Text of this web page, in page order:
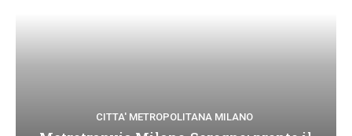
CITTA' METROPOLITANA MILANO